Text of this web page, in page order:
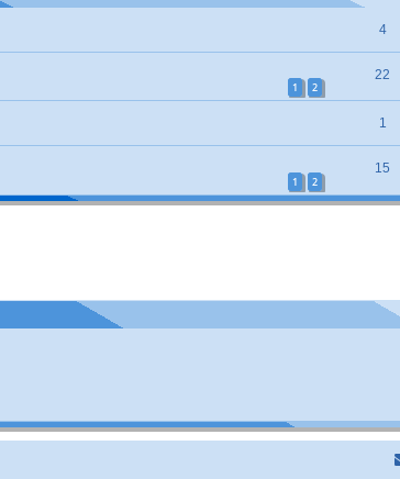
4
1 2
22
1
1 2
15